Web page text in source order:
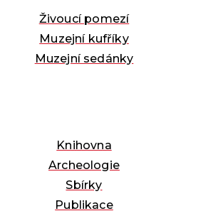
Živoucí pomezí
Muzejní kufříky
Muzejní sedánky
Knihovna
Archeologie
Sbírky
Publikace